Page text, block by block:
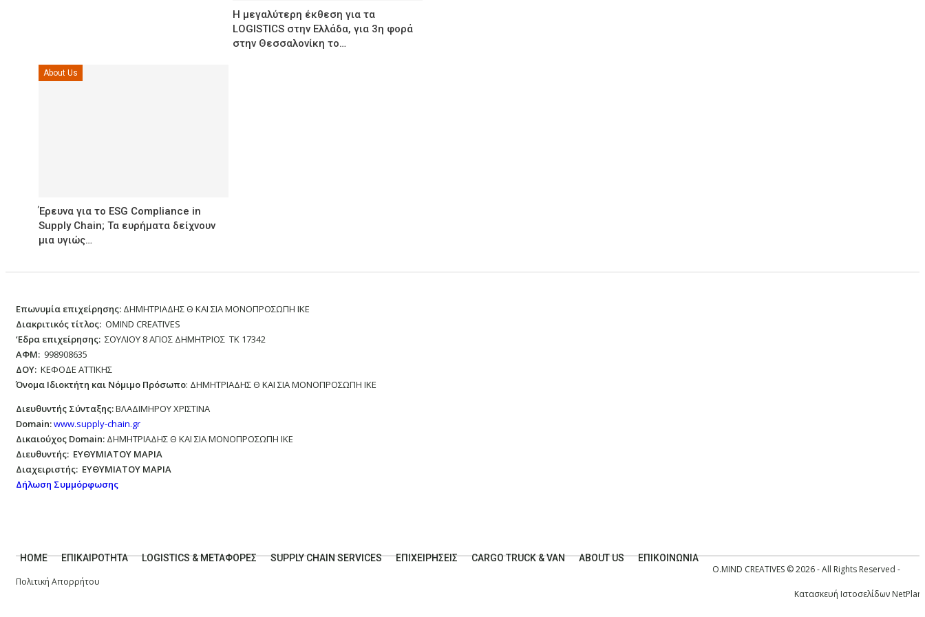
Η μεγαλύτερη έκθεση για τα
LOGISTICS στην Ελλάδα, για 3η φορά
στην Θεσσαλονίκη το…
About Us
Έρευνα για το ESG Compliance in
Supply Chain; Τα ευρήματα δείχνουν
μια υγιώς…
Επωνυμία επιχείρησης: ΔΗΜΗΤΡΙΑΔΗΣ Θ ΚΑΙ ΣΙΑ ΜΟΝΟΠΡΟΣΩΠΗ ΙΚΕ
Διακριτικός τίτλος: ΟΜΙΝD CREATIVES
‘Eδρα επιχείρησης: ΣΟΥΛΙΟΥ 8 ΑΓΙΟΣ ΔΗΜΗΤΡΙΟΣ ΤΚ 17342
ΑΦΜ: 998908635
ΔΟΥ: ΚΕΦΟΔΕ ΑΤΤΙΚΗΣ
Όνομα Ιδιοκτήτη και Νόμιμο Πρόσωπο: ΔΗΜΗΤΡΙΑΔΗΣ Θ ΚΑΙ ΣΙΑ ΜΟΝΟΠΡΟΣΩΠΗ ΙΚΕ
Διευθυντής Σύνταξης:ΒΛΑΔΙΜΗΡΟΥ ΧΡΙΣΤΙΝΑ
Domain:www.supply-chain.gr
Δικαιούχος Domain: ΔΗΜΗΤΡΙΑΔΗΣ Θ ΚΑΙ ΣΙΑ ΜΟΝΟΠΡΟΣΩΠΗ ΙΚΕ
Διευθυντής: ΕΥΘΥΜΙΑΤΟΥ ΜΑΡΙΑ
Διαχειριστής: ΕΥΘΥΜΙΑΤΟΥ ΜΑΡΙΑ
Δήλωση Συμμόρφωσης
HOME ΕΠΙΚΑΙΡΌΤΗΤΑ LOGISTICS & ΜΕΤΑΦΟΡΕΣ SUPPLY CHAIN SERVICES ΕΠΙΧΕΙΡΗΣΕΙΣ CARGO TRUCK & VAN ABOUT US ΕΠΙΚΟΙΝΩΝΊΑ
O.MIND CREATIVES © 2026 - All Rights Reserved -
Πολιτική Απορρήτου
Κατασκευή Ιστοσελίδων